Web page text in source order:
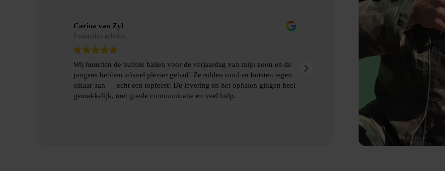
Merel Bosman
9 maanden geleden
Wij hebben met vriendenweekend gebruik gemaakt van Bubbelbal, een
hilarische ervaring!!
Heel fijn contact gehad over de levering en het ophalen van de
Ontzettend leuke dag gehad met
kwamen de afspraken prima na.